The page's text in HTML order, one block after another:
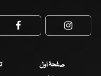
Facebook
صفحۂ اول